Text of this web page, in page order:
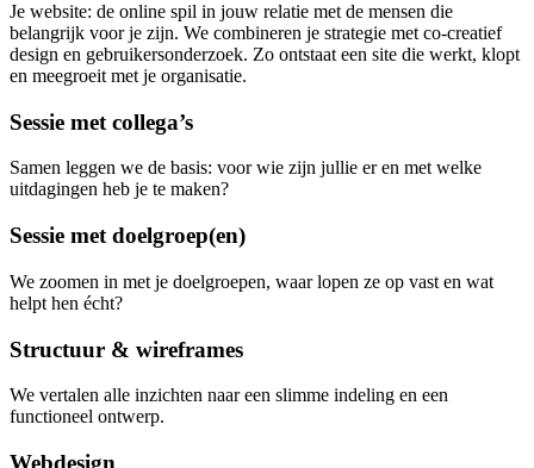
Je website: de online spil in jouw relatie met de mensen die
belangrijk voor je zijn. We combineren je strategie met co-creatief
design en gebruikersonderzoek. Zo ontstaat een site die werkt, klopt
en meegroeit met je organisatie.
Sessie met collega’s
Samen leggen we de basis: voor wie zijn jullie er en met welke
uitdagingen heb je te maken?
Sessie met doelgroep(en)
We zoomen in met je doelgroepen, waar lopen ze op vast en wat
helpt hen écht?
Structuur & wireframes
We vertalen alle inzichten naar een slimme indeling en een
functioneel ontwerp.
Webdesign